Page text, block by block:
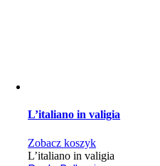
L’italiano in valigia
Zobacz koszyk
L’italiano in valigia